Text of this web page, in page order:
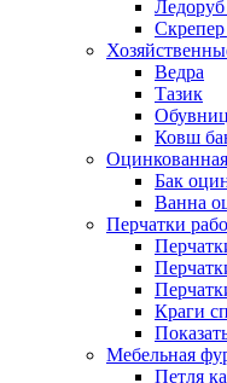
Скрепер
Ведра
Тазик
Ковш
Бак
Ванна
Перчатки
Краги
Мебельная
Петля